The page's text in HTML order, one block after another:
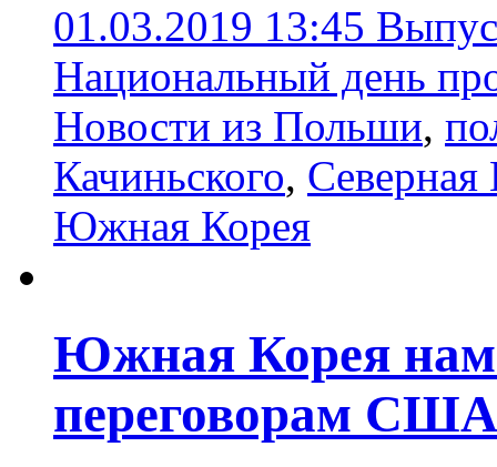
01.03.2019 13:45
Национальный день
Новости из Польши,
Качиньского,
Южная Корея
Южная Корея
переговорам